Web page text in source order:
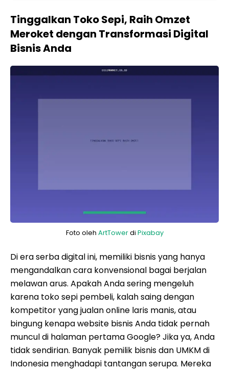
Tinggalkan Toko Sepi, Raih Omzet
Meroket dengan Transformasi Digital
Bisnis Anda
Foto oleh ArtTowerdi Pixabay
Di era serba digital ini, memiliki bisnis yang hanya
mengandalkan cara konvensional bagai berjalan
melawan arus. Apakah Anda sering mengeluh
karena toko sepi pembeli, kalah saing dengan
kompetitor yang jualan online laris manis, atau
bingung kenapa website bisnis Anda tidak pernah
muncul di halaman pertama Google? Jika ya, Anda
tidak sendirian. Banyak pemilik bisnis dan UMKM di
Indonesia menghadapi tantangan serupa. Mereka